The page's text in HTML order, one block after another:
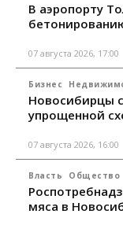
В аэропорту
07 августа 2026, 17:00
Бизнес
Новосибирцы
упрощенной
07 августа 2026, 16:00
Власть Общество
мяса в